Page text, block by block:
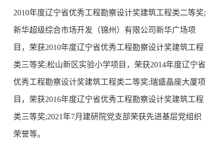
2010年度辽宁省优秀工程勘察设计奖建筑工程类二等奖;
新华超级综合市场开发（锦州）有限公司新华广场项
目，荣获2010年度辽宁省优秀工程勘察设计奖建筑工程
类三等奖;松山新区实验小学项目，荣获2014年度辽宁省
优秀工程勘察设计奖建筑工程类二等奖;瑞盛晶座大厦项
目，荣获2016年度辽宁省优秀工程勘察设计奖建筑工程
类三等奖;2021年7月建研院党支部荣获先进基层党组织
荣誉等。